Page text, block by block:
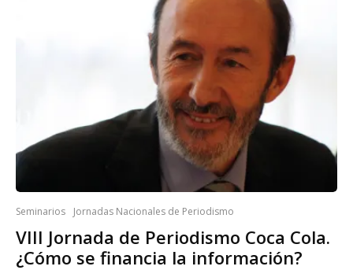
Seminarios Jornadas Nacionales de Periodismo
VIII Jornada de Periodismo Coca Cola.
¿Cómo se financia la información?